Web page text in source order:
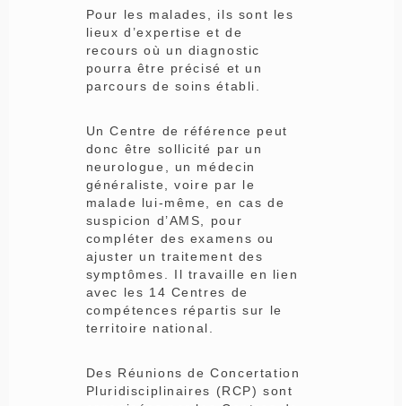
Pour les malades, ils sont les
lieux d’expertise et de
recours où un diagnostic
pourra être précisé et un
parcours de soins établi.
Un Centre de référence peut
donc être sollicité par un
neurologue, un médecin
généraliste, voire par le
malade lui-même, en cas de
suspicion d’AMS, pour
compléter des examens ou
ajuster un traitement des
symptômes. Il travaille en lien
avec les 14 Centres de
compétences répartis sur le
territoire national.
Des Réunions de Concertation
Pluridisciplinaires (RCP) sont